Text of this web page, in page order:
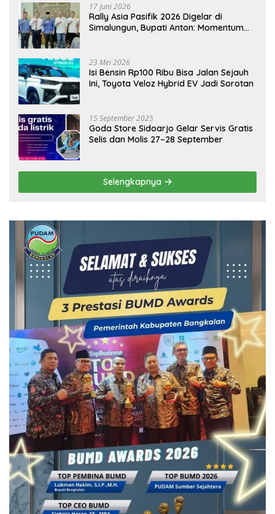
17 Juni 2026
Rally Asia Pasifik 2026 Digelar di
Simalungun, Bupati Anton: Momentum
23 Mei 2026
Isi Bensin Rp100 Ribu Bisa Jalan Sejauh
Ini, Toyota Veloz Hybrid EV Jadi Sorotan
15 September 2025
Goda Store Sidoarjo Gelar Servis Gratis
Selis dan Molis 27–28 September
Selengkapnya